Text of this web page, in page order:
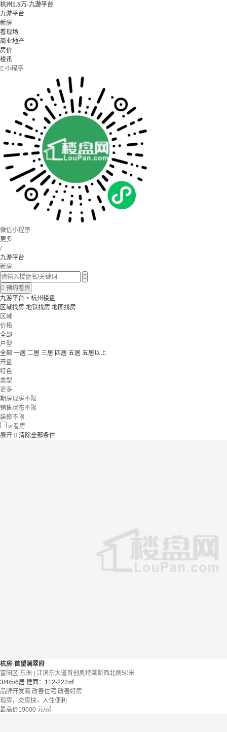
杭州1.5万-九游平台
九游平台
新房
看现场
商业地产
房价
楼讯
 小程序
微信小程序
更多
/
九游平台
新房

 预约看房
九游平台 > 杭州楼盘
区域找房 地铁找房 地图找房
区域
价格
全部
户型
全部 一居 二居 三居 四居 五居 五居以上
开盘
特色
类型
更多
期房现房不限
销售状态不限
装修不限
vr看房
展开  清除全部条件
杭房·首望澜翠府
富阳区 东洲 | 江滨东大道首创奥特莱斯西北侧50米
3/4/5/6居 建面：112-222㎡
品牌开发商 改善住宅 改善好房
现房，交房快，入住便利
最高价19000 元/㎡